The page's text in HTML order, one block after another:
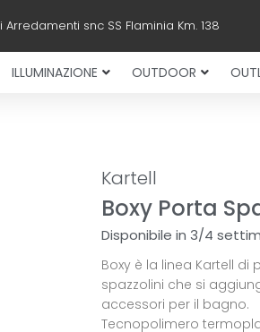
Arredamenti snc SS Flaminia Km. 138
ILLUMINAZIONE OUTDOOR
Kartell
Boxy Porta
Disponibile in 3/4
Boxy è la linea Kartell
spazzolini che si
accessori per il bagno.
Tecnopolimero